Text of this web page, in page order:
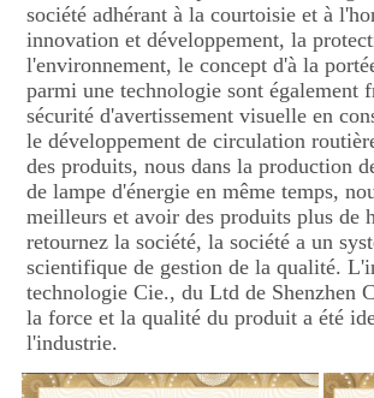
société adhérant à la courtoisie et à
innovation et développement, la
l'environnement, le concept d'à la
parmi une technologie sont également
sécurité d'avertissement visuelle en
le développement de circulation
des produits, nous dans la production
de lampe d'énergie en même temps,
meilleurs et avoir des produits plus de
retournez la société, la société a un
scientifique de gestion de la qualité.
technologie Cie., du Ltd de Shenzhen
la force et la qualité du produit a été
l'industrie.